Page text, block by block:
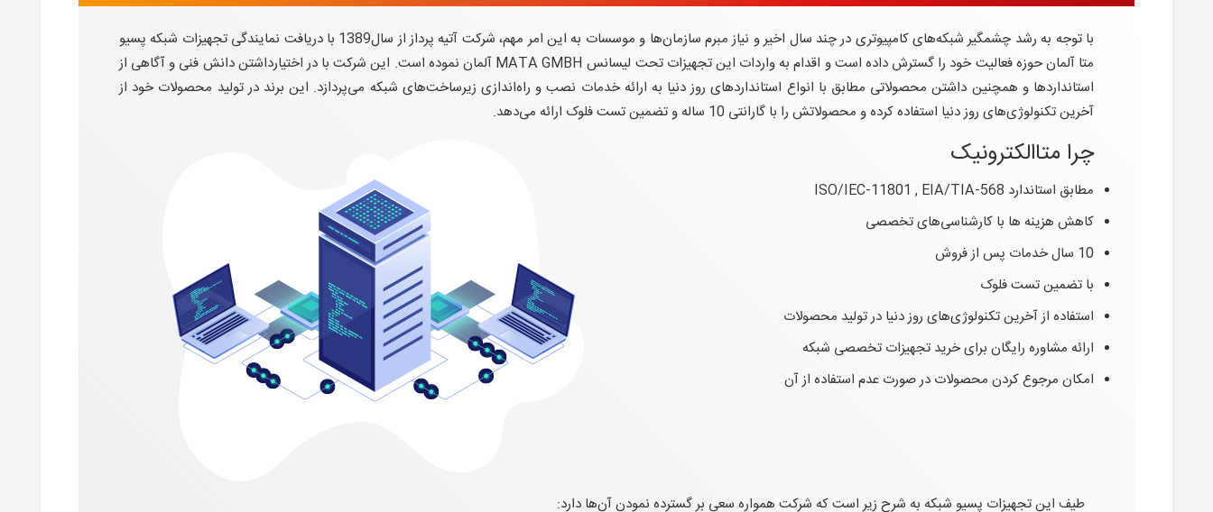
با توجه به رشد چشمگیر شبکه‌های کامپیوتری در چند سال اخیر و نیاز مبرم سازمان‌ها و موسسات به این امر مهم، شرکت آتیه پرداز از سال1389 با دریافت نمایندگی تجهیزات شبکه پسیو
متا آلمان حوزه فعالیت خود را گسترش داده است و اقدام به واردات این تجهیزات تحت لیسانس MATA GMBH آلمان نموده است. این شرکت با در اختیارداشتن دانش فنی و آگاهی از
استانداردها و همچنین داشتن محصولاتی مطابق با انواع استانداردهای روز دنیا به ارائه خدمات نصب و راه‌اندازی زیرساخت‌های شبکه می‌پردازد. این برند در تولید محصولات خود از
آخرین تکنولوژی‌های روز دنیا استفاده کرده و محصولاتش را با گارانتی 10 ساله و تضمین تست فلوک ارائه می‌دهد.
چرا متاالکترونیک
مطابق استاندارد ISO/IEC-11801 , EIA/TIA-568
کاهش هزینه ها با کارشناسی‌های تخصصی
10 سال خدمات پس از فروش
با تضمین تست فلوک
استفاده از آخرین تکنولوژی‌های روز دنیا در تولید محصولات
ارائه مشاوره رایگان برای خرید تجهیزات تخصصی شبکه
امکان مرجوع کردن محصولات در صورت عدم استفاده از آن
طیف این تجهیزات پسیو شبکه به شرح زیر است که شرکت همواره سعی بر گسترده نمودن آن‌ها دارد: